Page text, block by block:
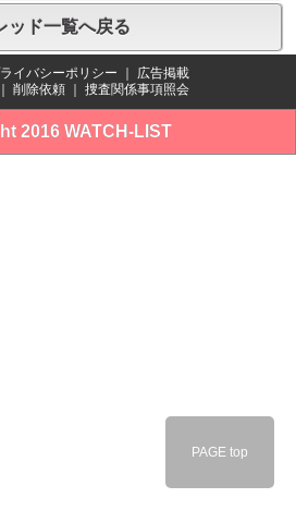
ッド一覧へ戻る
イバシーポリシー
広告掲載
削除依頼 捜査関係事項照会
2016 WATCH-LIST
PAGE top